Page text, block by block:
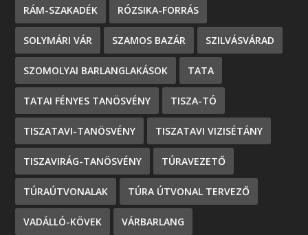
RÁM-SZAKADÉK RÓZSIKA-FORRÁS
SOLYMÁRI VÁR SZAMOS BAZÁR SZILVÁSVÁRAD
SZOMOLYAI BARLANGLAKÁSOK TATA
TATAI FÉNYES TANÖSVÉNY TISZA-TÓ
TISZATAVI-TANÖSVÉNY TISZATAVI VIZISÉTÁNY
TISZAVIRÁG-TANÖSVÉNY TÚRAVEZETŐ
TÚRAÚTVONALAK TÚRA ÚTVONAL TERVEZŐ
VADÁLLÓ-KÖVEK VÁRBARLANG